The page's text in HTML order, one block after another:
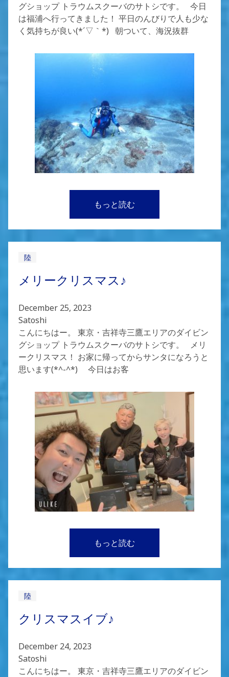
グショップ トラウムスクーバのサトシです。 今日
は福浦へ行ってきました！ 平日のんびりで人も少な
く気持ちが良い(*´▽｀*) 朝ついて、海況抜群
もっと読む
陸
メリークリスマス♪
December 25, 2023
Satoshi
こんにちはー。 東京・吉祥寺三鷹エリアのダイビン
グショップ トラウムスクーバのサトシです。 メリ
ークリスマス！ お家に帰ってからサンタになろうと
思います(*^-^*) 今日はお客
もっと読む
陸
クリスマスイブ♪
December 24, 2023
Satoshi
こんにちはー。 東京・吉祥寺三鷹エリアのダイビン